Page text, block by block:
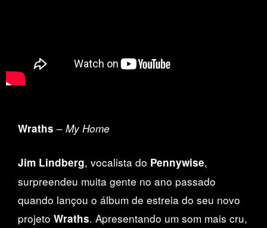
Wraths – My Home
Jim Lindberg, vocalista do Pennywise,
surpreendeu muita gente no ano passado
quando lançou o álbum de estreia do seu novo
projeto Wraths. Apresentando um som mais cru,